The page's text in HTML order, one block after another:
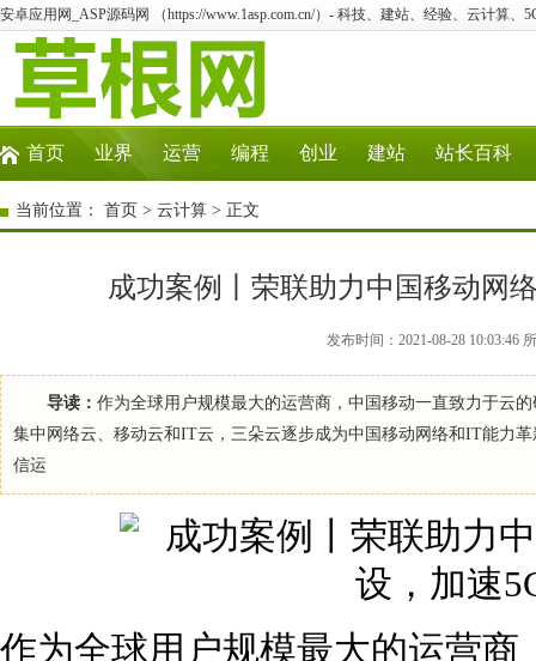
安卓应用网_ASP源码网 （https://www.1asp.com.cn/）- 科技、建站、经验、云计算、
首页 业界 运营 编程 创业 建站 站长百科
当前位置： 首页 > 云计算 > 正文
成功案例丨荣联助力中国移动网
发布时间：2021-08-28 10:03:46
导读： 作为全球用户规模最大的运营商，中国移动一直致力于云
集中网络云、移动云和IT云，三朵云逐步成为中国移动网络和IT能力
信运
作为全球用户规模最大的运营商